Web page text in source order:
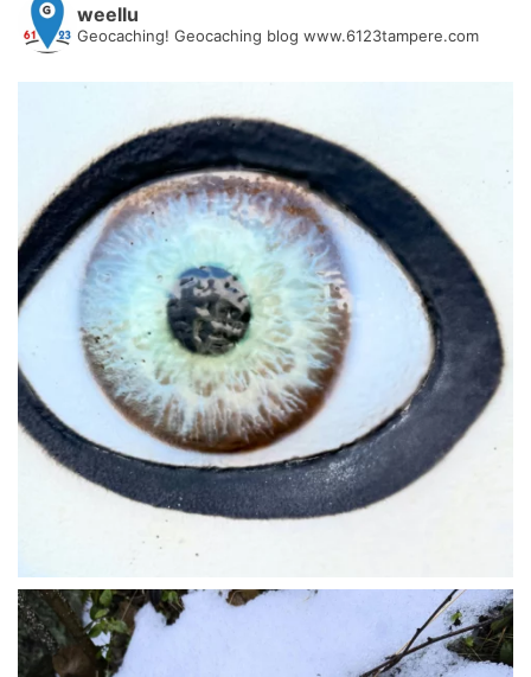
weellu
Geocaching! Geocaching blog www.6123tampere.com